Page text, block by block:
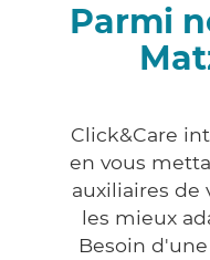
Parmi
Click&Care
en vous
auxiliaires de
les mieux
Besoin